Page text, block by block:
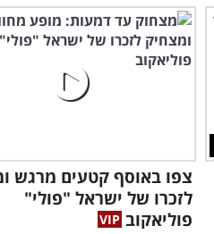
צפו באוסף קטעים מרגש
לזכרו של ישראל "פולי"
פוליאקוב